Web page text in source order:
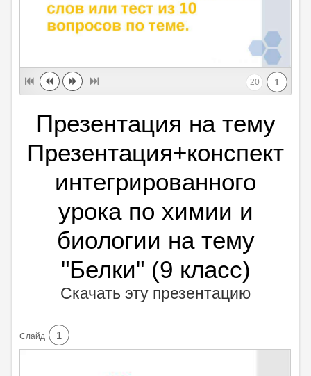
1
20
Презентация на тему
Презентация+конспект
интегрированного
урока по химии и
биологии на тему
"Белки" (9 класс)
Скачать эту презентацию
Cлайд 1